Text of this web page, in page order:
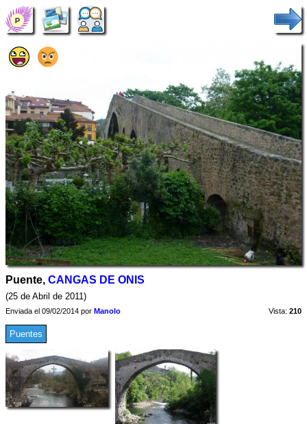
Puente, CANGAS DE ONIS
(25 de Abril de 2011)
Enviada el 09/02/2014 por Manolo Vista: 210
Puentes